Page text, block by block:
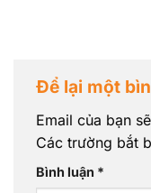
Để lại một
Email của bạn
Các trường bắt
Bình luận *